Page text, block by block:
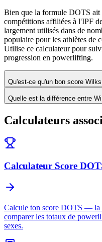
Bien que la formule DOTS ait
compétitions affiliées à l'IPF
largement utilisés dans de
populaire pour les athlètes de
Utilise ce calculateur pour
progression en powerlifting.
Qu'est-ce qu'un bon score
Quelle est la différence entre
Calculateurs
Calculateur Score
Calcule ton score DOTS —
comparer les totaux de
sexes.